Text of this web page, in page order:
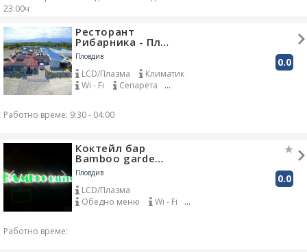
23:00ч
Ресторант
Рибарника - Пл…
Пловдив 0.0
LCD/Плазма
Климатик
Wi - Fi
Сепарета
Доставка до адрес
Зарядно за телефони
Детски кът
Аквариум
Живи цветя
Работно време: 9:30 - 04:00
Коктейл бар
Bamboo garde…
Пловдив 0.0
LCD/Плазма
Обедно меню
Wi - Fi
Работно време: